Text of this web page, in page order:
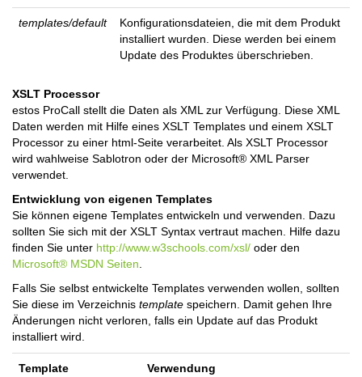
templates/default
Konfigurationsdateien, die mit dem Produkt
installiert wurden. Diese werden bei einem
Update des Produktes überschrieben.
XSLT Processor
estos ProCall stellt die Daten als XML zur Verfügung. Diese XML
Daten werden mit Hilfe eines XSLT Templates und einem XSLT
Processor zu einer html-Seite verarbeitet. Als XSLT Processor
wird wahlweise Sablotron oder der Microsoft® XML Parser
verwendet.
Entwicklung von eigenen Templates
Sie können eigene Templates entwickeln und verwenden. Dazu
sollten Sie sich mit der XSLT Syntax vertraut machen. Hilfe dazu
finden Sie unter http://www.w3schools.com/xsl/ oder den
Microsoft® MSDN Seiten
Falls Sie selbst entwickelte Templates verwenden wollen, sollten
Sie diese im Verzeichnis template speichern. Damit gehen Ihre
Änderungen nicht verloren, falls ein Update auf das Produkt
installiert wird.
Template Verwendung